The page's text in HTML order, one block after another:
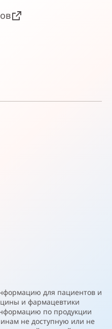
для пациентов и
и фармацевтики
по продукции
не доступную или не